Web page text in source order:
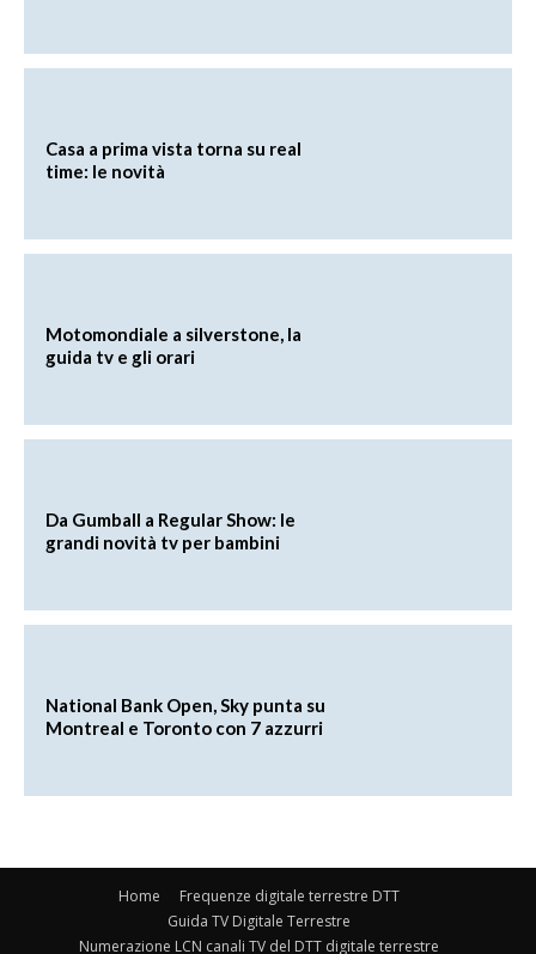
Casa a prima vista torna su real
time: le novità
Motomondiale a silverstone, la
guida tv e gli orari
Da Gumball a Regular Show: le
grandi novità tv per bambini
National Bank Open, Sky punta su
Montreal e Toronto con 7 azzurri
Home
Frequenze digitale terrestre DTT
Guida TV Digitale Terrestre
Numerazione LCN canali TV del DTT digitale terrestre